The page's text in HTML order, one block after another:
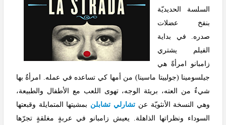
السلسة الحديديّة
بنفخ عضلات
صدره. في بداية
الفيلم يشتري
زامبانو امرأةً هي
جيلسومينا (جولييتا ماسينا) من أمها كي تساعده في عمله. امرأةٌ بها
شيءٌ من العته، بريئة الوجه، تهوى اللعب مع الأطفال والطبيعة،
وهي النسخة الأنثويّة عن تشارلي تشابلن بمشيتها المتمايلة وقبعتها
السوداء ونظراتها الذاهلة. يعيش زامبانو في عربةٍ مغلقةٍ تجرّها